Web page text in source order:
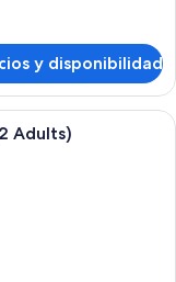
y disponibilidad
con un sofá azul,
Adults)